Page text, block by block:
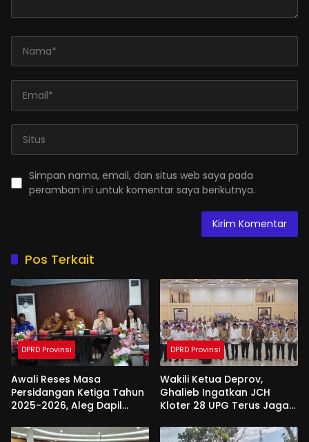
Simpan nama, email, dan situs web saya pada
peramban ini untuk komentar saya berikutnya.
Pos Terkait
DPRD Provinsi
Awali Reses Masa
Persidangan Ketiga Tahun
2025-2026, Aleg Dapil
Apresiasi Dari Pemda
DPRD Provinsi
Wakili Ketua Deprov,
Ghalieb Ingatkan JCH
Kloter 28 UPG Terus Jaga
Tanah Suci